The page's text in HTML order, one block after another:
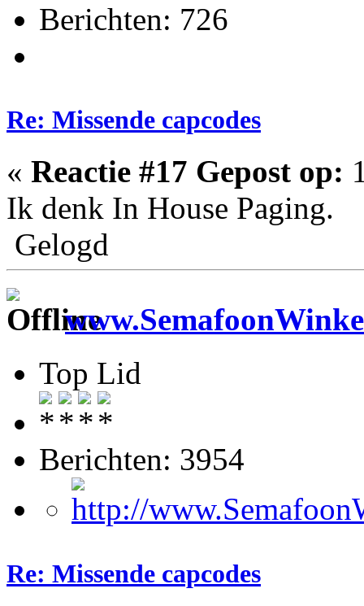
Berichten: 726
Re: Missende capcodes
« Reactie #17 Gepost op:
Ik denk In House Paging.
Gelogd
Top Lid
Berichten: 3954
Re: Missende capcodes